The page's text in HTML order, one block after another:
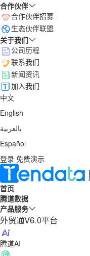
合作伙伴
合作伙伴招募
生态伙伴联盟
关于我们
公司历程
联系我们
新闻资讯
加入我们
中文
English
بالعربية
Español
登录 免费演示
首页
腾道数据
产品服务
外贸通V6.0平台
腾道AI